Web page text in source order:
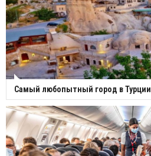
Самый любопытный город в Турции